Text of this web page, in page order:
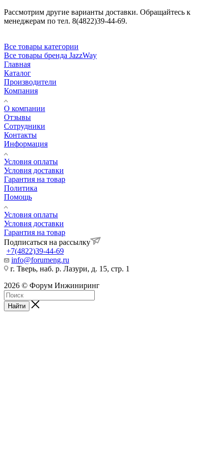
Рассмотрим другие варианты доставки. Обращайтесь к
менеджерам по тел. 8(4822)39-44-69.
Все товары категории
Все товары бренда JazzWay
Главная
Каталог
Производители
Компания
О компании
Отзывы
Сотрудники
Контакты
Информация
Условия оплаты
Условия доставки
Гарантия на товар
Политика
Помощь
Условия оплаты
Условия доставки
Гарантия на товар
Подписаться на рассылку
+7(4822)39-44-69
info@forumeng.ru
г. Тверь, наб. р. Лазури, д. 15, стр. 1
2026 © Форум Инжиниринг
Найти